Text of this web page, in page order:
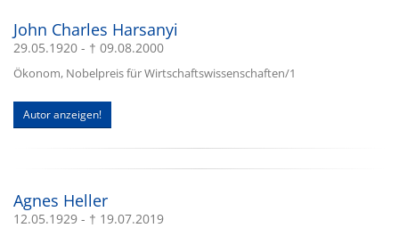
John Charles Harsanyi
29.05.1920 - † 09.08.2000
Ökonom, Nobelpreis für Wirtschaftswissenschaften/1
Autor anzeigen!
Agnes Heller
12.05.1929 - † 19.07.2019